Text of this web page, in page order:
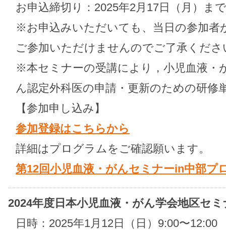
お申込締切り：2025年2月17日（月）まで
※お申込みいただいても、当日の参加者
ご参加いただけませんのでご了承くださ
※本セミナーの受講により，小児血液・
ん認定外科医の申請・更新のための研修
【参加申し込み】
参加登録はこちらから
詳細はプログラムをご確認願います。
第12回小児血液・がんセミナーin中部プ
2024年度日本小児血液・がん学会地区セ
日時：2025年1月12日（日）9:00〜12:00